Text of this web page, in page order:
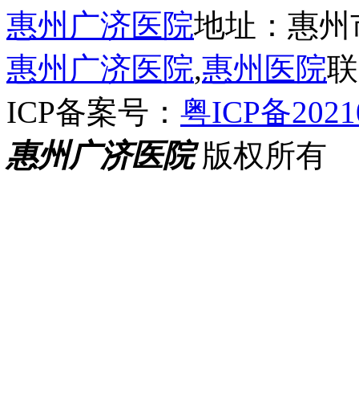
惠州广济医院地址：惠
惠州广济医院,惠州医院
ICP备案号： 粤ICP备
惠州广济医院版权所有